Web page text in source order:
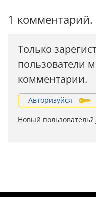
1 комментарий.
Только
пользователи
комментарии.
Авторизуйся
Новый пользователь?